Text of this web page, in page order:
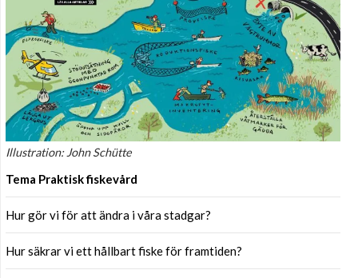
Illustration: John Schütte
Tema Praktisk fiskevård
Hur gör vi för att ändra i våra stadgar?
Hur säkrar vi ett hållbart fiske för framtiden?